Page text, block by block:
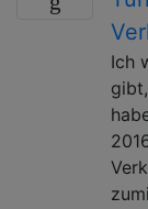
Ich